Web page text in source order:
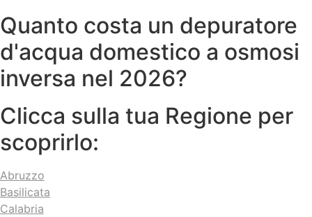
Quanto costa un depuratore
d'acqua domestico a osmosi
inversa nel 2026?
Clicca sulla tua Regione per
scoprirlo:
Abruzzo
Basilicata
Calabria